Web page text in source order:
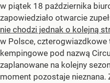
w piątek 18 października
zapowiedziało otwarcie
nie chodzi jednak o kolejną
w Polsce, czterogwiazdkowe
kempingowe pod nazwą
zaplanowane na kolejny
moment pozostaje